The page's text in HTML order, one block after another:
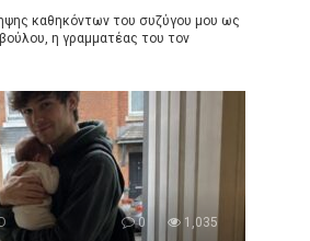
καθηκόντων του συζύγου μου ως
η γραμματέας του τον
0 1,035